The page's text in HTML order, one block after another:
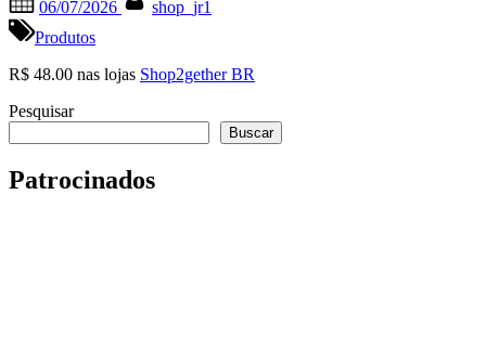
on
06/07/2026
shop_jr1
Produtos
R$ 48.00 nas lojas Shop2gether BR
Pesquisar
Buscar
Patrocinados